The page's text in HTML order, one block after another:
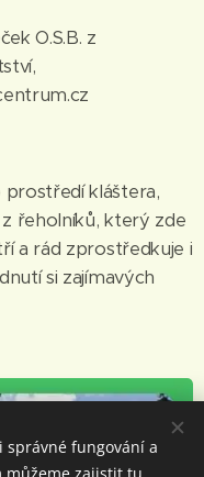
O.S.B. z
kláštera,
řeholníků, který zde
a rád zprostředkuje i
si zajímavých
správné fungování a